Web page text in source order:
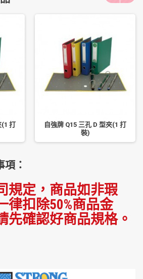
(1 打
自強牌 Q15 三孔 D 型夾(1 打
裝)
項：
規定，商品如非瑕
律扣除50%商品金
先確認好商品規格。